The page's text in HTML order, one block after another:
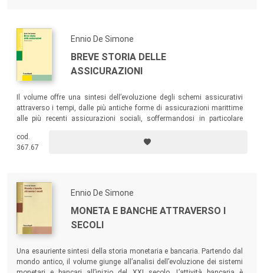
Ennio De Simone
BREVE STORIA DELLE
ASSICURAZIONI
Il volume offre una sintesi dell’evoluzione degli schemi assicurativi
attraverso i tempi, dalle più antiche forme di assicurazioni marittime
alle più recenti assicurazioni sociali, soffermandosi in particolare
maggiormente si sviluppò.
cod.
367.67
Ennio De Simone
MONETA E BANCHE ATTRAVERSO I
SECOLI
Una esauriente sintesi della storia monetaria e bancaria. Partendo dal
mondo antico, il volume giunge all’analisi dell’evoluzione dei sistemi